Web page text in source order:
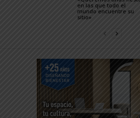
en las que todo el
mundo encuentre su
sitio»